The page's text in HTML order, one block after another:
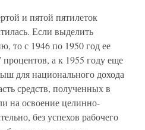
и пятой пятилеток
Если выделить
то с 1946 по 1950 год ее
процентов, а к 1955 году еще
для национального дохода
средств, полученных в
на освоение целинно-
без успехов рабочего